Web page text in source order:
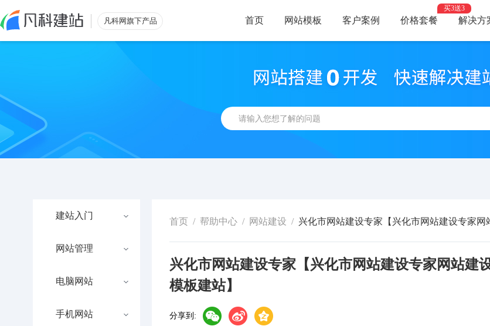
凡科网旗下产品 首页 网站模板 客户案例 价格套餐
买3送3
解决方
智能建站，高效优化
建站入门
网站管理
电脑网站
手机网站
首页 / 帮助中心 / 网站建设 / 兴化市网站建设专家【兴化市网站建设专家
兴化市网站建设专家【兴化市网站建设专家网站建
模板建站】
分享到: